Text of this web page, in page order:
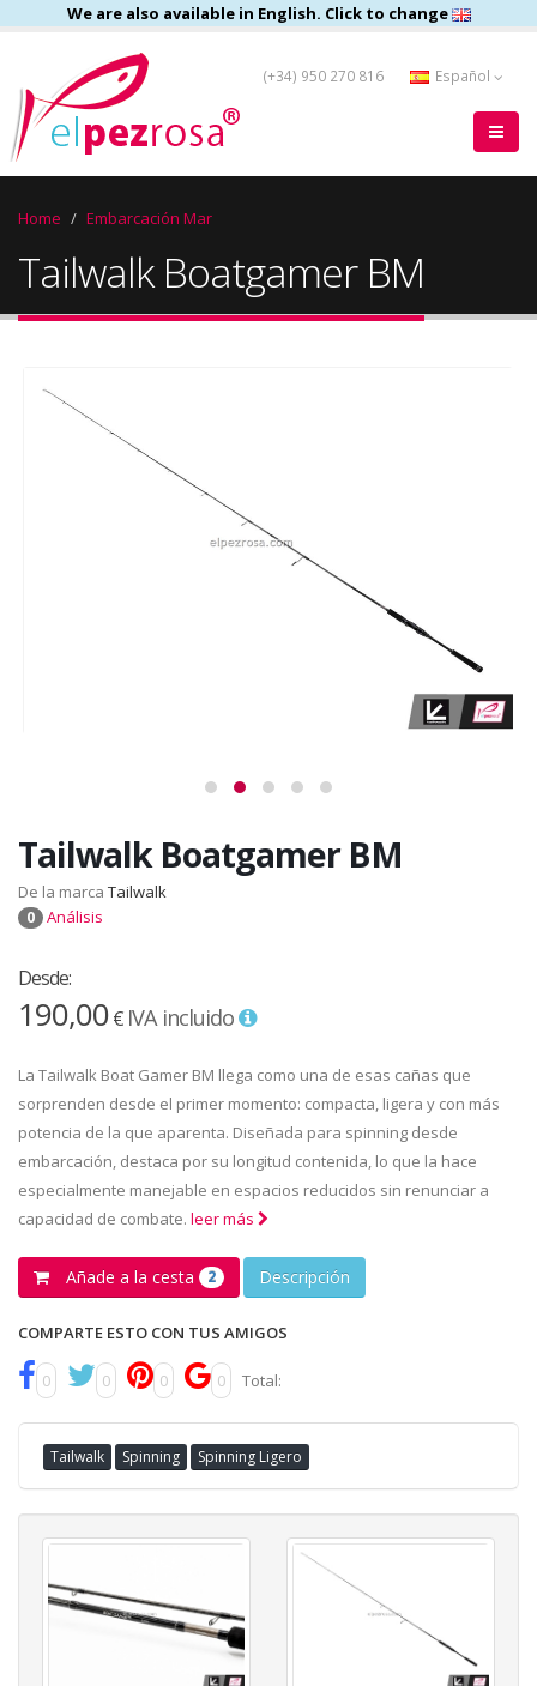
We are also available in English. Click to change
(+34) 950 270 816 Español
Home Embarcación Mar
Tailwalk Boatgamer BM
Tailwalk Boatgamer BM
De la marca Tailwalk
0 Análisis
Desde:
190,00€ IVA incluido
La Tailwalk Boat Gamer BM llega como una de esas cañas que
sorprenden desde el primer momento: compacta, ligera y con más
potencia de la que aparenta. Diseñada para spinning desde
embarcación, destaca por su longitud contenida, lo que la hace
especialmente manejable en espacios reducidos sin renunciar a
capacidad de combate. leer más
Añade a la cesta 2 Descripción
COMPARTE ESTO CON TUS AMIGOS
0 0 0 0 Total:
Tailwalk Spinning Spinning Ligero